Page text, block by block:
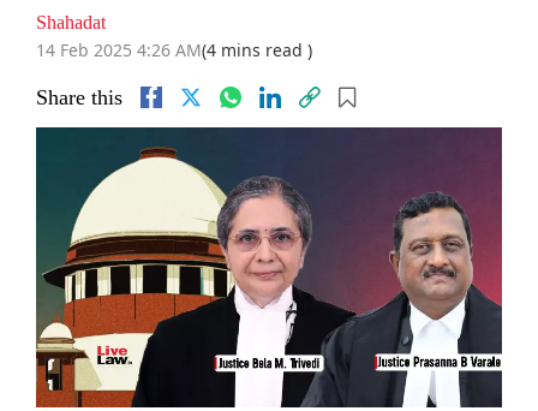
Shahadat
14 Feb 2025 4:26 AM(4 mins read )
Share this